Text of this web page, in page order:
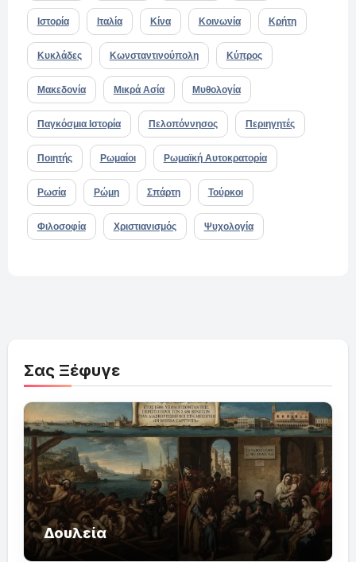
Ιστορία Ιταλία Κίνα Κοινωνία Κρήτη
Κυκλάδες Κωνσταντινούπολη Κύπρος
Μακεδονία Μικρά Ασία Μυθολογία
Παγκόσμια Ιστορία Πελοπόννησος Περιηγητές
Ποιητής Ρωμαίοι Ρωμαϊκή Αυτοκρατορία
Ρωσία Ρώμη Σπάρτη Τούρκοι
Φιλοσοφία Χριστιανισμός Ψυχολογία
Σας Ξέφυγε
Δουλεία